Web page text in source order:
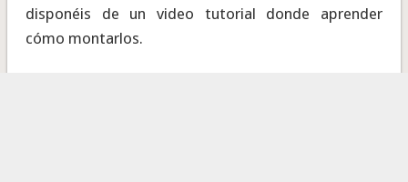
disponéis de un video tutorial donde aprender
cómo montarlos.